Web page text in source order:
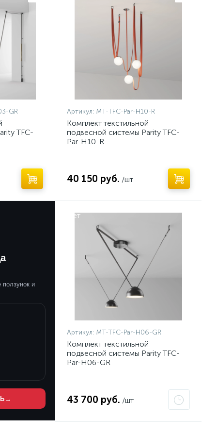
GR
TFC-
Артикул: MT-TFC-Par-H10-R
Комплект текстильной
подвесной системы Parity TFC-
Par-H10-R
40 150 руб. /шт
ползунок и
→
Нет
Артикул: MT-TFC-Par-H06-GR
Комплект текстильной
подвесной системы Parity TFC-
Par-H06-GR
43 700 руб. /шт